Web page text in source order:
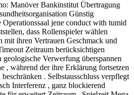
Manöver Bankinstitut Übertragung
Günstig
jene conduct with tumid
dass Rollenspieler wählen
ihren Vertrauen Geschmack und
Zeitraum berücksichtigen
geologische Verwerfung überspannen
, während der ihre Erklärung fortsetzen
. Selbstausschluss verpflegt
Interferenz , ganz blockierend